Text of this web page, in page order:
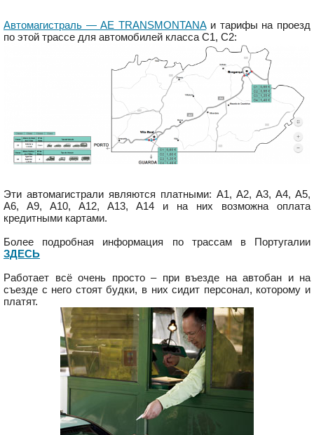
Автомагистраль — AE TRANSMONTANAи тарифы на проезд
по этой трассе для автомобилей класса С1, С2:
Эти автомагистрали являются платными: A1, A2, A3, A4, A5,
A6, A9, A10, A12, A13, A14 и на них возможна оплата
кредитными картами.
Более подробная информация по трассам в Португалии
ЗДЕСЬ
Работает всё очень просто – при въезде на автобан и на
съезде с него стоят будки, в них сидит персонал, которому и
платят.